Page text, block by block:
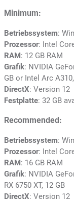
Minimum:
Betriebssystem:
Prozessor: Intel
RAM: 12 GB RAM
Grafik: NVIDIA
GB or Intel Arc
DirectX: Version 12
Festplatte: 32 GB
Recommended:
Betriebssystem:
Prozessor: Intel
RAM: 16 GB RAM
Grafik: NVIDIA
RX 6750 XT, 12 GB
DirectX: Version 12